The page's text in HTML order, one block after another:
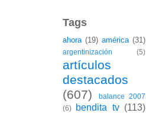
Tags
ahora (19) américa (31)
argentinización (5)
artículos
destacados
(607)
balance 2007
(6)
bendita tv (113)